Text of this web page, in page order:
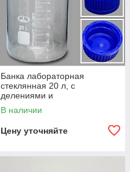
Банка лабораторная
стеклянная 20 л, с
делениями и
навинчивающейся
полипропиленовой крышкой,
В наличии
Цену уточняйте